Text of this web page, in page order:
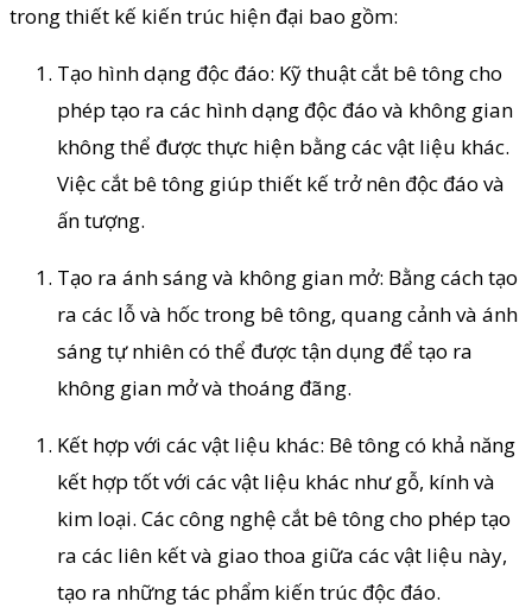
trong thiết kế kiến trúc hiện đại bao gồm:
Tạo hình dạng độc đáo: Kỹ thuật cắt bê tông cho
phép tạo ra các hình dạng độc đáo và không gian
không thể được thực hiện bằng các vật liệu khác.
Việc cắt bê tông giúp thiết kế trở nên độc đáo và
ấn tượng.
Tạo ra ánh sáng và không gian mở: Bằng cách tạo
ra các lỗ và hốc trong bê tông, quang cảnh và ánh
sáng tự nhiên có thể được tận dụng để tạo ra
không gian mở và thoáng đãng.
Kết hợp với các vật liệu khác: Bê tông có khả năng
kết hợp tốt với các vật liệu khác như gỗ, kính và
kim loại. Các công nghệ cắt bê tông cho phép tạo
ra các liên kết và giao thoa giữa các vật liệu này,
tạo ra những tác phẩm kiến trúc độc đáo.